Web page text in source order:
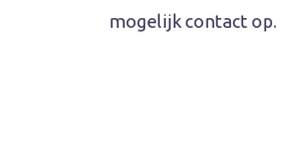
mogelijk contact op.